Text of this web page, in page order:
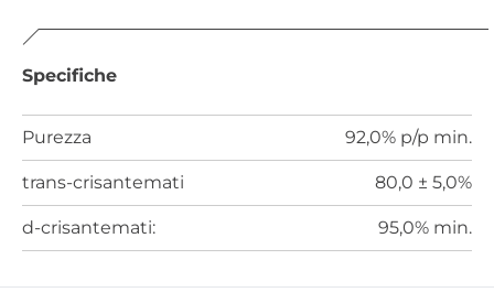
Specifiche
Purezza 92,0% p/p min.
trans-crisantemati 80,0 ± 5,0%
d-crisantemati: 95,0% min.